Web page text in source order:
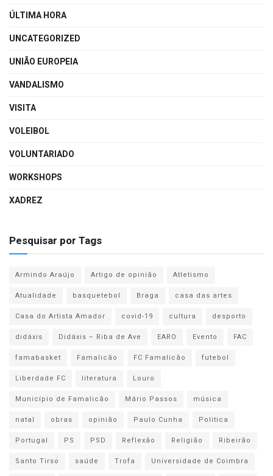
ÚLTIMA HORA
UNCATEGORIZED
UNIÃO EUROPEIA
VANDALISMO
VISITA
VOLEIBOL
VOLUNTARIADO
WORKSHOPS
XADREZ
Pesquisar por Tags
Armindo Araújo Artigo de opinião
Atletismo
Atualidade
basquetebol Braga
casa das artes
Casa do Artista Amador
covid-19 cultura
desporto
didáxis
Didáxis – Riba de Ave EARO Evento
FAC
famabasket
Famalicão FC Famalicão
futebol
Liberdade FC
literatura
Louro
Município de Famalicão
Mário Passos
música
natal
obras opinião Paulo Cunha
Politica
Portugal
PS PSD Reflexão Religião
Ribeirão
Santo Tirso
saúde Trofa
Universidade de Coimbra